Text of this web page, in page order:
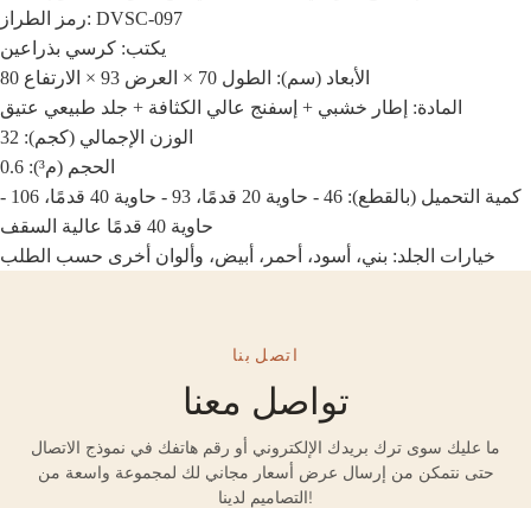
رمز الطراز: DVSC-097
يكتب: كرسي بذراعين
الأبعاد (سم): الطول 70 × العرض 93 × الارتفاع 80
المادة: إطار خشبي + إسفنج عالي الكثافة + جلد طبيعي عتيق
الوزن الإجمالي (كجم): 32
الحجم (م³): 0.6
كمية التحميل (بالقطع): 46 - حاوية 20 قدمًا، 93 - حاوية 40 قدمًا، 106 -
حاوية 40 قدمًا عالية السقف
خيارات الجلد: بني، أسود، أحمر، أبيض، وألوان أخرى حسب الطلب
اتصل بنا
تواصل معنا
ما عليك سوى ترك بريدك الإلكتروني أو رقم هاتفك في نموذج الاتصال
حتى نتمكن من إرسال عرض أسعار مجاني لك لمجموعة واسعة من
التصاميم لدينا!